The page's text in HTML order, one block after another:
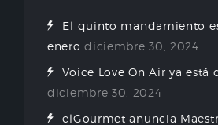
El quinto mandamiento
enero diciembre 30, 2024
Voice Love On Air ya está
diciembre 30, 2024
elGourmet anuncia